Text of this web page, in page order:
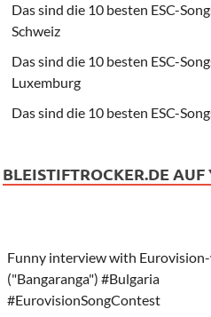
Das sind die 10 besten ESC-
Schweiz
Das sind die 10 besten ESC-
Luxemburg
Das sind die 10 besten ESC-
BLEISTIFTROCKER.DE AUF
Funny interview with
("Bangaranga") #Bulgaria
#EurovisionSongContest